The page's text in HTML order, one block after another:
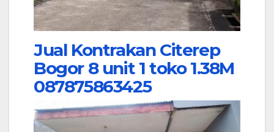
Jual Kontrakan Citerep
Bogor 8 unit 1 toko 1.38M
087875863425